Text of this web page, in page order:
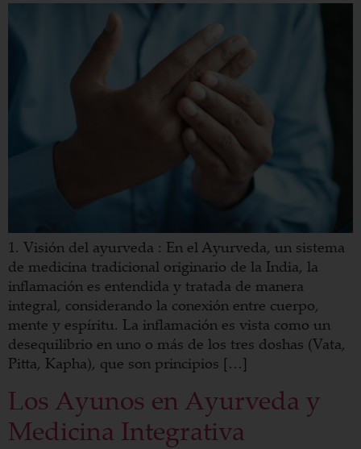
1. Visión del ayurveda : En el Ayurveda, un sistema
de medicina tradicional originario de la India, la
inflamación es entendida y tratada de manera
integral, considerando la conexión entre cuerpo,
mente y espíritu. La inflamación es vista como un
desequilibrio en uno o más de los tres doshas (Vata,
Pitta, Kapha), que son principios […]
Los Ayunos en Ayurveda y
Medicina Integrativa